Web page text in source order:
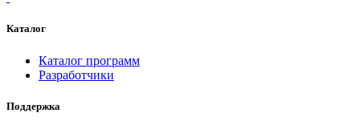
Каталог
Каталог программ
Разработчики
Поддержка